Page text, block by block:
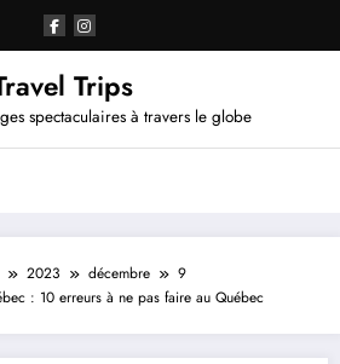
Trips
spectaculaires à travers le globe
2023 décembre
9
: 10 erreurs à ne pas faire au Québec